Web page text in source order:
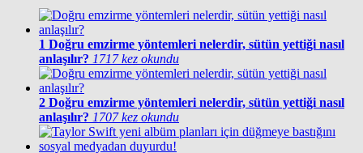
1 Doğru emzirme yöntemleri nelerdir, sütün yettiği nasıl
anlaşılır? 1717 kez okundu
2 Doğru emzirme yöntemleri nelerdir, sütün yettiği nasıl
anlaşılır? 1707 kez okundu